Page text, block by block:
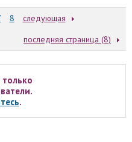
8
следующая
последняя страница (8)
.